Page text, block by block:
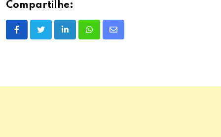
Compartilhe:
LinkedInWhatsappShare